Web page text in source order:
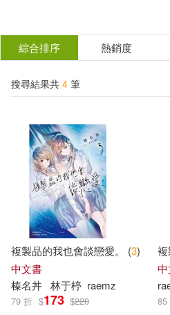
結
分類 (單選)
所有商品(4) 圖書(2)
電子書(2)
作者 (可複選)
raemz(2) 榛名丼(2)
榛名丼 (2) 花田も
綜合排序 熱銷度
搜尋結果共 4 筆
複製品的我也會談戀愛。 (3)
中文書
榛名丼 林于楟 raemz
79 折 $173 $220
85